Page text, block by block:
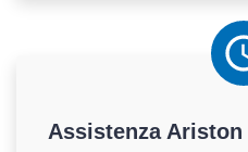
Assistenza Ariston